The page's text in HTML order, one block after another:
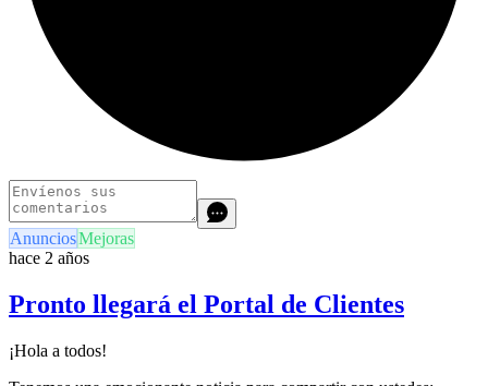
AnunciosMejoras
hace 2 años
Pronto llegará el Portal de Clientes
¡Hola a todos!